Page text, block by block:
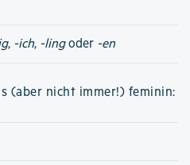
, -ich, -lingoder -en
(aber nicht immer!) feminin: